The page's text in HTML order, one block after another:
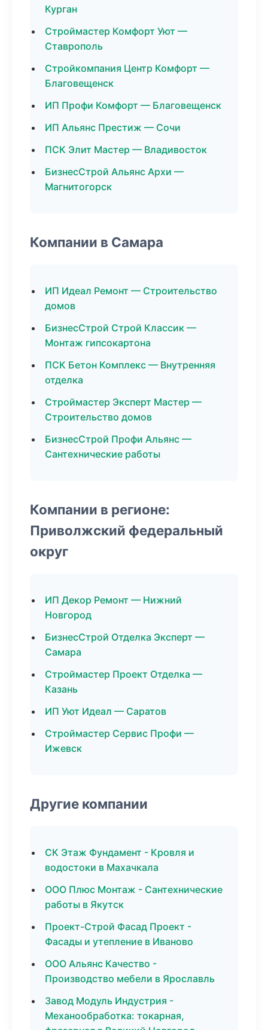
Курган
Строймастер Комфорт Уют —
Ставрополь
Стройкомпания Центр Комфорт —
Благовещенск
ИП Профи Комфорт — Благовещенск
ИП Альянс Престиж — Сочи
ПСК Элит Мастер — Владивосток
БизнесСтрой Альянс Архи —
Магнитогорск
Компании в Самара
ИП Идеал Ремонт — Строительство
домов
БизнесСтрой Строй Классик —
Монтаж гипсокартона
ПСК Бетон Комплекс — Внутренняя
отделка
Строймастер Эксперт Мастер —
Строительство домов
БизнесСтрой Профи Альянс —
Сантехнические работы
Компании в регионе:
Приволжский федеральный
округ
ИП Декор Ремонт — Нижний
Новгород
БизнесСтрой Отделка Эксперт —
Самара
Строймастер Проект Отделка —
Казань
ИП Уют Идеал — Саратов
Строймастер Сервис Профи —
Ижевск
Другие компании
СК Этаж Фундамент - Кровля и
водостоки в Махачкала
ООО Плюс Монтаж - Сантехнические
работы в Якутск
Проект-Строй Фасад Проект -
Фасады и утепление в Иваново
ООО Альянс Качество -
Производство мебели в Ярославль
Завод Модуль Индустрия -
Механообработка: токарная,